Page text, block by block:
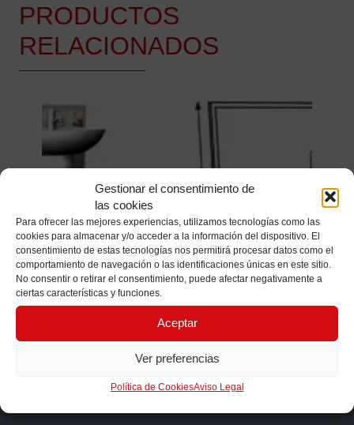
Gestionar el consentimiento de
las cookies
Para ofrecer las mejores experiencias, utilizamos tecnologías como las
cookies para almacenar y/o acceder a la información del dispositivo. El
consentimiento de estas tecnologías nos permitirá procesar datos como el
comportamiento de navegación o las identificaciones únicas en este sitio.
No consentir o retirar el consentimiento, puede afectar negativamente a
ciertas características y funciones.
Aceptar
Ver preferencias
Política de CookiesAviso Legal
PRODUCTOS
RELACIONADOS
AMB.INT.002